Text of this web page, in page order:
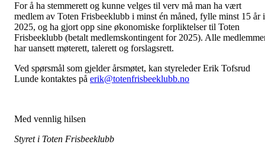
For å ha stemmerett og kunne velges til verv må man ha vært
medlem av Toten Frisbeeklubb i minst én måned, fylle minst 15 år i
2025, og ha gjort opp sine økonomiske forpliktelser til Toten
Frisbeeklubb (betalt medlemskontingent for 2025). Alle
har uansett møterett, talerett og forslagsrett.
Ved spørsmål som gjelder årsmøtet, kan styreleder Erik Tofsrud
Lunde kontaktes på erik@totenfrisbeeklubb.no
Med vennlig hilsen
Styret i Toten Frisbeeklubb